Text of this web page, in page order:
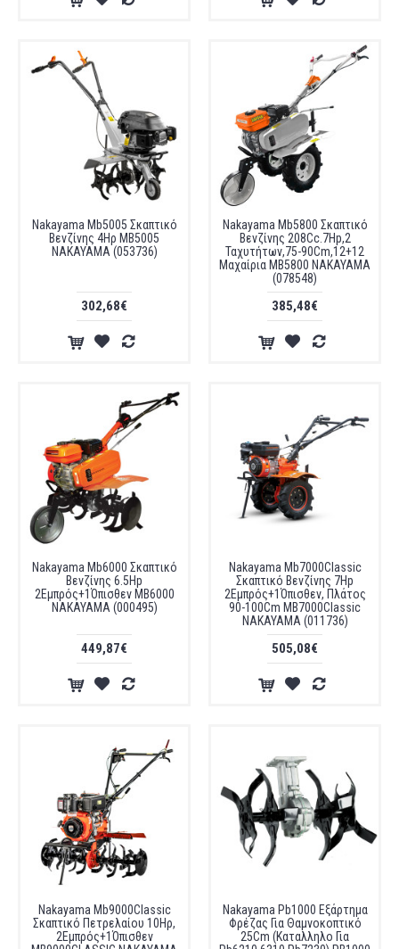
Nakayama Mb5005 Σκαπτικό
Βενζίνης 4Ηρ MB5005
NAKAYAMA (053736)
302,68€
Nakayama Mb5800 Σκαπτικό
Βενζίνης 208Cc.7Hp,2
Ταχυτήτων,75-90Cm,12+12
Μαχαίρια MB5800 NAKAYAMA
(078548)
385,48€
Nakayama Mb6000 Σκαπτικό
Βενζίνης 6.5Hp
2Εμπρός+1Όπισθεν MB6000
NAKAYAMA (000495)
449,87€
Nakayama Mb7000Classic
Σκαπτικό Βενζίνης 7Ηp
2Εμπρός+1Όπισθεν, Πλάτος
90-100Cm MB7000Classic
NAKAYAMA (011736)
505,08€
Nakayama Mb9000Classic
Σκαπτικό Πετρελαίου 10Ηρ,
2Εμπρός+1Όπισθεν
Nakayama Pb1000 Εξάρτημα
Φρέζας Για Θαμνοκοπτικό
25Cm (Καταλληλο Για